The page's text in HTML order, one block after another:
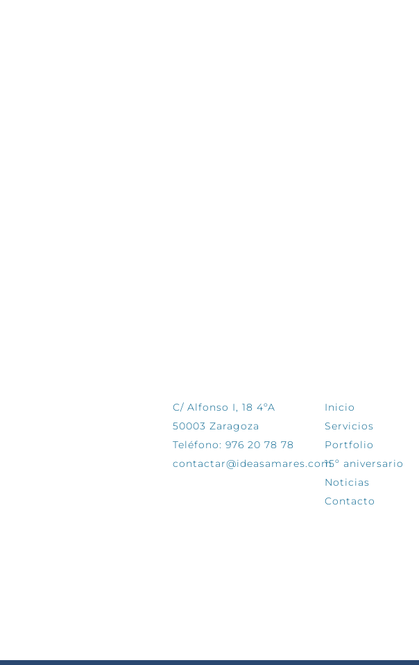
C/ Alfonso I, 18 4ºA
50003 Zaragoza
Teléfono: 976 20 78 78
contactar@ideasamares.com
Inicio
Servicios
Portfolio
15º aniversario
Noticias
Contacto